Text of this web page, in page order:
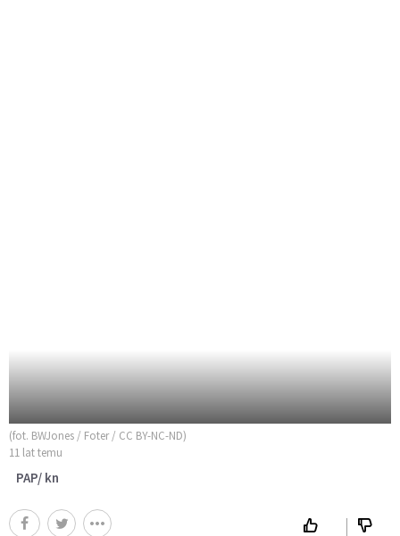
(fot. BWJones / Foter / CC BY-NC-ND)
11 lat temu
PAP/ kn